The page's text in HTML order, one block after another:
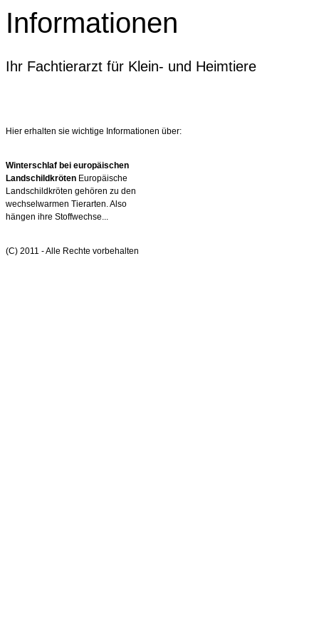
Informationen
Ihr Fachtierarzt für Klein- und Heimtiere
Hier erhalten sie wichtige Informationen über:
Winterschlaf bei europäischen
Landschildkröten Europäische
Landschildkröten gehören zu den
wechselwarmen Tierarten. Also
hängen ihre Stoffwechse...
(C) 2011 - Alle Rechte vorbehalten